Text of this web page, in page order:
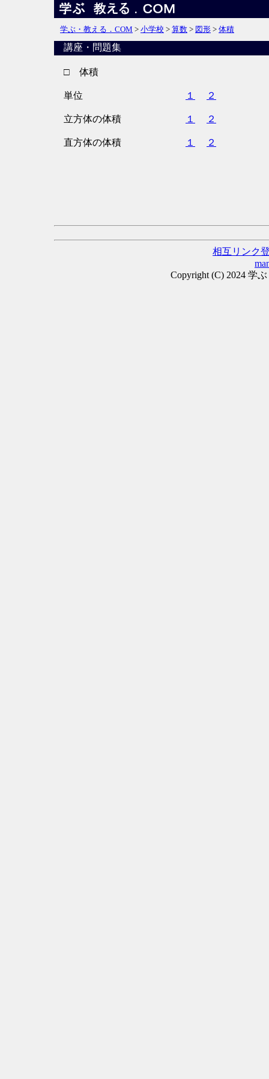
学ぶ・教える．COM > 小学校 > 算数 > 図形 > 体積
講座・問題集
□ 体積
単位 １ ２
立方体の体積 １ ２
直方体の体積 １ ２
相互リンク
Copyright (C) 2024 学